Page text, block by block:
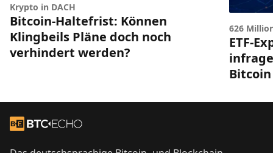
Krypto in DACH
Bitcoin-Haltefrist: Können
Klingbeils Pläne doch noch
verhindert werden?
626
ETF-
Bitcoin
Zur Startseite